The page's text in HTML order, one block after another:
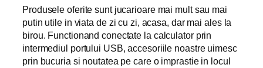
Produsele oferite sunt jucarioare mai mult sau mai
putin utile in viata de zi cu zi, acasa, dar mai ales la
birou. Functionand conectate la calculator prin
intermediul portului USB, accesoriile noastre uimesc
prin bucuria si noutatea pe care o imprastie in locul